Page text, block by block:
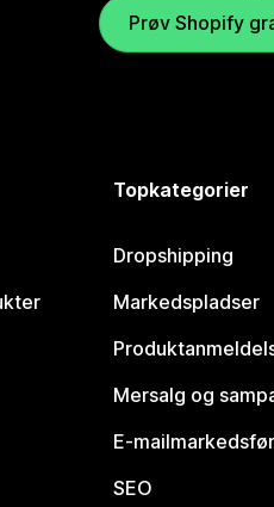
Prøv Shopify
Topkategorier
Dropshipping
Markedspladser
Mersalg og
E-
SEO